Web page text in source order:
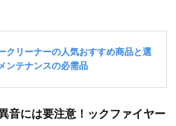
音には要注意！ックファイヤー